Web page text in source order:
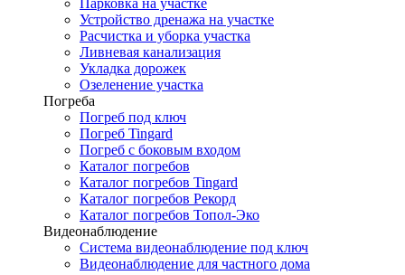
Устройство дренажа на участке
Расчистка и уборка участка
Ливневая канализация
Укладка дорожек
Озеленение участка
Погреба
Погреб под ключ
Погреб Tingard
Погреб с боковым входом
Каталог погребов
Каталог погребов Tingard
Каталог погребов Рекорд
Каталог погребов Топол-Эко
Видеонаблюдение
Система видеонаблюдение под ключ
Видеонаблюдение для частного дома